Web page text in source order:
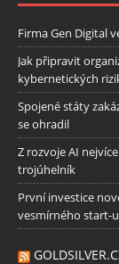
Firma Gen Digital
Jak připravit
kybernetických
Spojené státy
se ohradil
Z rozvoje AI
trojúhelník
První investice
vesmírného start-